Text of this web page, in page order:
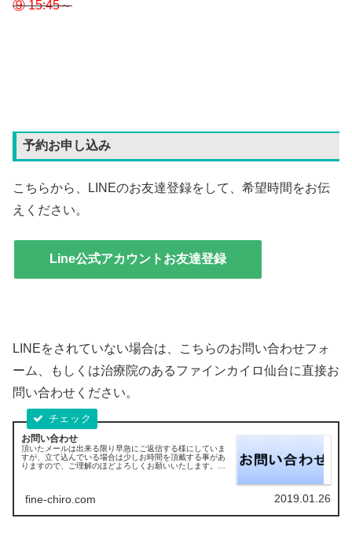
⑨ 15:45～
予約お申し込み
こちらから、LINEのお友達登録をして、希望時間をお伝
えください。
Line公式アカウントお友達登録
LINEをされていない場合は、こちらのお問い合わせフォ
ーム、もしくは治療院のあるファインカイロ仙台に直接お
問い合わせください。
お問い合わせ
頂いたメールは出来る限り早急にご返信する様にしていま
すが、立て込んでいる場合は少しお時間を頂戴する事があ
りますので、ご理解のほどよろしくお願いいたします。数
fine-chiro.com 2019.01.26